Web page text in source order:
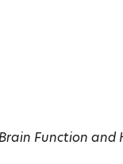
Function